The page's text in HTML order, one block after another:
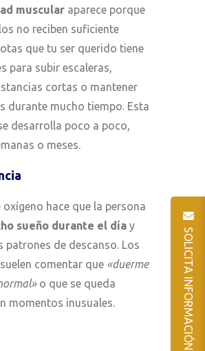
muscular aparece porque
no reciben suficiente
que tu ser querido tiene
para subir escaleras,
cortas o mantener
durante mucho tiempo. Esta
desarrolla poco a poco,
o meses.
hace que la persona
sueño durante el día y
patrones de descanso. Los
comentar que «duerme
o que se queda
momentos inusuales.
SOLICITA INFORMACIÓN